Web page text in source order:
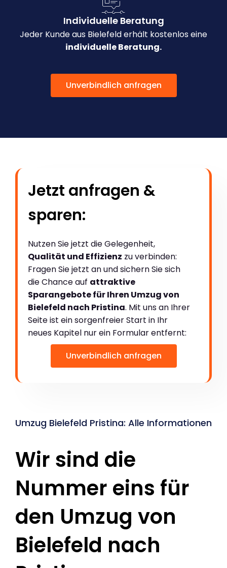
Individuelle Beratung
Jeder Kunde aus Bielefeld erhält kostenlos eine
individuelle Beratung.
Unverbindlich anfragen
Jetzt anfragen &
sparen:
Nutzen Sie jetzt die Gelegenheit,
Qualität und Effizienz zu verbinden:
Fragen Sie jetzt an und sichern Sie sich
die Chance auf attraktive
Sparangebote für Ihren Umzug von
Bielefeld nach Pristina. Mit uns an Ihrer
Seite ist ein sorgenfreier Start in Ihr
neues Kapitel nur ein Formular entfernt:
Unverbindlich anfragen
Umzug Bielefeld Pristina: Alle Informationen
Wir sind die
Nummer eins für
den Umzug von
Bielefeld nach